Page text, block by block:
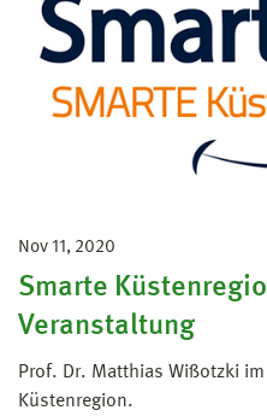
Nov 11, 2020
Smarte
Veranstaltung
Prof. Dr. Matthias Wißotzki
Küstenregion.